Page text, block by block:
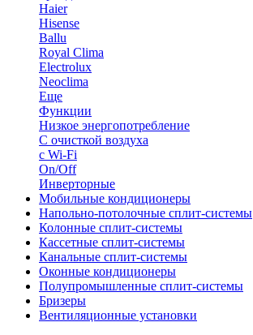
Haier
Hisense
Ballu
Royal Clima
Electrolux
Neoclima
Еще
Функции
Низкое энергопотребление
С очисткой воздуха
с Wi-Fi
On/Off
Инверторные
Мобильные кондиционеры
Напольно-потолоч​ные ​сплит-системы
Колонные ​​сплит-системы
Кассетные сплит-системы
Канальные сплит-системы
Оконные кондиционеры
Полупромышленные сплит-системы
Бризеры
Вентиляционные установки